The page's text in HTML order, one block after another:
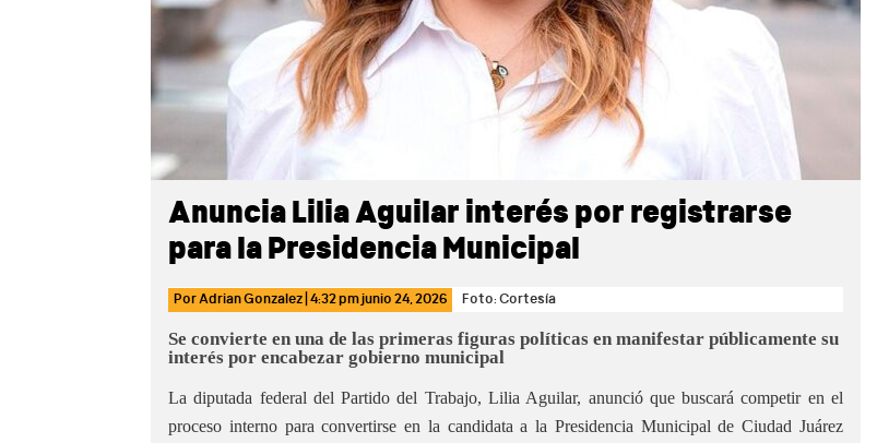
Anuncia Lilia Aguilar interés por registrarse
para la Presidencia Municipal
PorAdrian Gonzalez 4:32 pmjunio 24, 2026 Foto: Cortesía
Se convierte en una de las primeras figuras políticas en manifestar públicamente su
interés por encabezar gobierno municipal
La diputada federal del Partido del Trabajo, Lilia Aguilar, anunció que buscará competir en el
proceso interno para convertirse en la candidata a la Presidencia Municipal de Ciudad Juárez